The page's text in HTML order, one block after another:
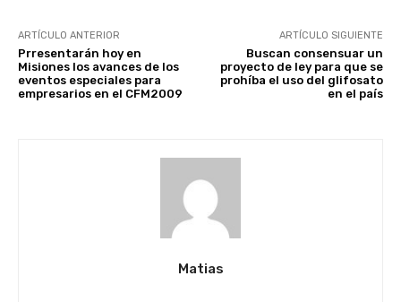
ARTÍCULO ANTERIOR
Prresentarán hoy en
Misiones los avances de los
eventos especiales para
empresarios en el CFM2009
ARTÍCULO SIGUIENTE
Buscan consensuar un
proyecto de ley para que se
prohíba el uso del glifosato
en el país
Matias